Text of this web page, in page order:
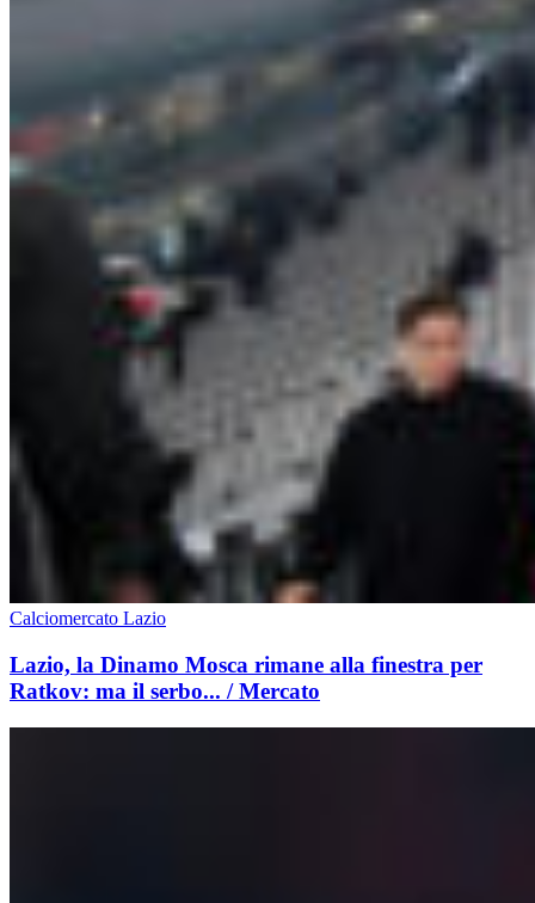
Calciomercato Lazio
Lazio, la Dinamo Mosca rimane alla finestra per
Ratkov: ma il serbo... / Mercato